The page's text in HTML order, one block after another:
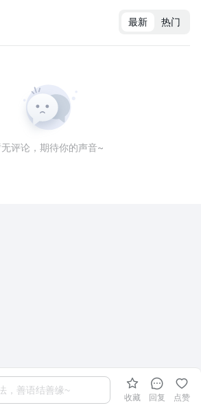
收藏 回复 点赞
最新 热门
评论，期待你的声音~